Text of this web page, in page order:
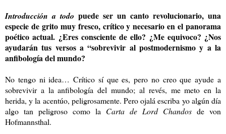
Introducción a todo puede ser un canto revolucionario, una
especie de grito muy fresco, crítico y necesario en el panorama
poético actual. ¿Eres consciente de ello? ¿Me equivoco? ¿Nos
ayudarán tus versos a “sobrevivir al postmodernismo y a la
anfibología del mundo?
No tengo ni idea… Crítico sí que es, pero no creo que ayude a
sobrevivir a la anfibología del mundo; al revés, me meto en la
herida, y la acentúo, peligrosamente. Pero ojalá escriba yo algún día
algo tan peligroso como la Carta de Lord Chandos de von
Hofmannsthal.